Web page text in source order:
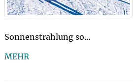
Sonnenstrahlung so…
MEHR